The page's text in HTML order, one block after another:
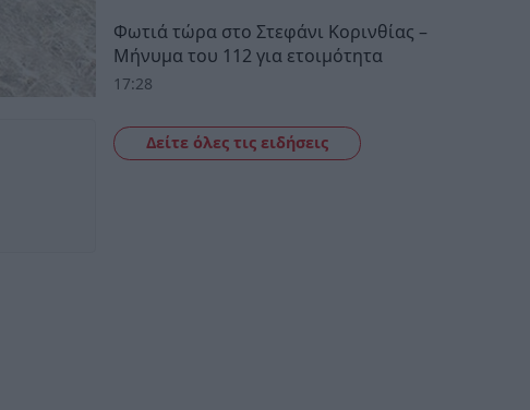
Φωτιά τώρα στο Στεφάνι Κορινθίας –
Μήνυμα του 112 για ετοιμότητα
17:28
Δείτε όλες τις ειδήσεις